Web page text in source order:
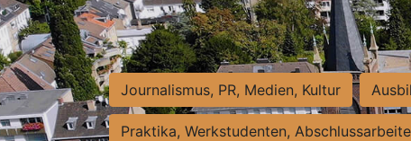
Journalismus, PR, Medien, Kultur
Praktika, Werkstudenten,